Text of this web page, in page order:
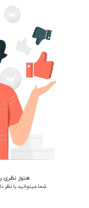
هنوز نظری
شما میتوانید با نظر